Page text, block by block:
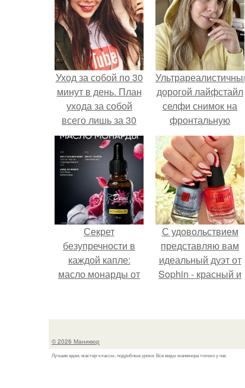
Уход за собой по 30
минут в день. План
ухода за собой
всего лишь за 30
минут в день.
Ультрареалистичный
дорогой лайфстайл
селфи снимок на
фронтальную
камеру.
Секрет
безупречности в
каждой капле:
масло монарды от
С удовольствием
представляю вам
идеальный дуэт от
Sophin - красный и
номер 0262.
© 2026 Маникюр
Лучшие идеи, мастер-классы, подробные уроки. Все виды маникюра только у нас